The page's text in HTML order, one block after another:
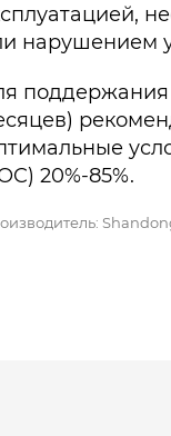
нарушением
поддержания
20%-85%.